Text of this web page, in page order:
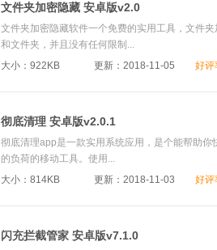
文件夹加密隐藏 安卓版v2.0
文件夹加密隐藏软件一个免费的实用工具，文件
和文件夹，并且没有任何限制...
大小：922KB 更新：2018-11-05 好
彻底清理 安卓版v2.0.1
彻底清理app是一款实用系统应用，是个能帮助你
的负荷的移动工具。使用...
大小：814KB 更新：2018-11-03 好
闪充拦截管家 安卓版v7.1.0